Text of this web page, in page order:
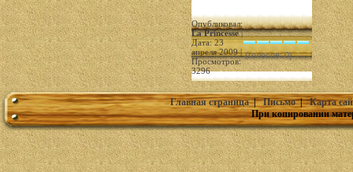
Опубликовал:
La Princesse|
Дата: 23
апреля 2009 |
Просмотров:
3296
(голосов: 0)
Главная страница|Письмо|Карта
При копировании